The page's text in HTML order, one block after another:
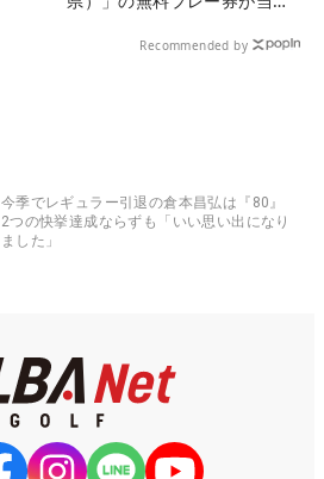
Recommended by
今季でレギュラー引退の倉本昌弘は『80』
2つの快挙達成ならずも「いい思い出になり
ました」